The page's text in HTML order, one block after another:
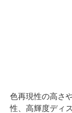
色再現性の高さ
性、高輝度ディ